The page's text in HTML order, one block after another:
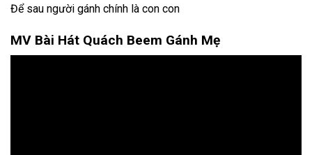
Để sau người gánh chính là con con
MV Bài Hát Quách Beem Gánh Mẹ